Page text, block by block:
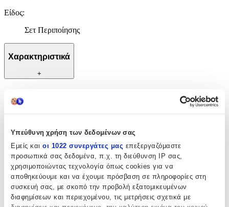
Υπεύθυνη χρήση των δεδομένων σας
Εμείς και οι 1022 συνεργάτες μας επεξεργαζόμαστε
προσωπικά σας δεδομένα, π.χ. τη διεύθυνση IP σας,
χρησιμοποιώντας τεχνολογία όπως cookies για να
αποθηκεύουμε και να έχουμε πρόσβαση σε πληροφορίες στη
συσκευή σας, με σκοπό την προβολή εξατομικευμένων
διαφημίσεων και περιεχομένου, τις μετρήσεις σχετικά με
Είδος:
Σετ Περιποίησης
Χαρακτηριστικά
+
Χαρακτηριστικά
Macma Werbeatrikel
Είδος
Σετ Περιποίησης
Αξιολογήσεις